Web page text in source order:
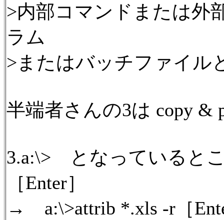
>内部コマンドまたは外
ラム
>またはバッチファイル
半端者さんの3は copy &
3.a:\> となっていると
［Enter］
→ a:\>attrib *.xls -r［